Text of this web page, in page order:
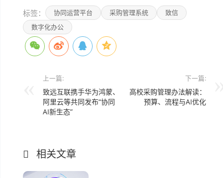
标签： 协同运营平台 采购管理系统
致信
数字化办公
上一篇:
致远互联携手华为鸿蒙、
阿里云等共同发布“协同
AI新生态”
下一篇:
高校采购管理办法解读：
预算、流程与AI优化
相关文章